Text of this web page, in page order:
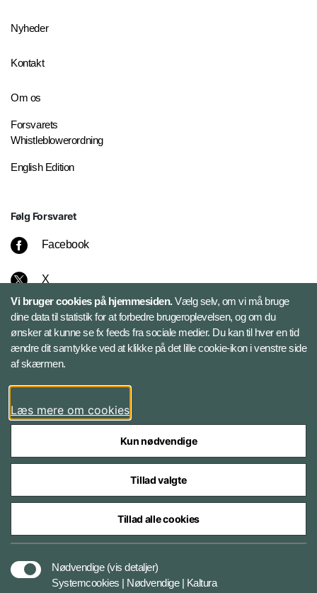
Nyheder
Kontakt
Om os
Forsvarets
Whistleblowerordning
English Edition
Følg Forsvaret
Facebook
X
Instagram
Bluesky
LinkedIn
Styrelser og myndigheder under Forsvarsministeriet
Vi bruger cookies på hjemmesiden.Vælg selv, om vi må bruge
dine data til statistik for at forbedre brugeroplevelsen, og om du
ønsker at kunne se fx feeds fra sociale medier. Du kan til hver en tid
ændre dit samtykke ved at klikke på det lille cookie-ikon i venstre side
af skærmen.
Læs mere om cookies
Kun nødvendige
Tillad valgte
Tillad alle cookies
Nødvendige (vis detaljer)
Systemcookies | Nødvendige | Kaltura